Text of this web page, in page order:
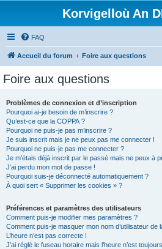
Korvigelloù An
FAQ
Accueil du forum Foire aux questions
Foire aux questions
Problèmes de connexion et d’inscription
Pourquoi ai-je besoin de m’inscrire ?
Qu’est-ce que la COPPA ?
Pourquoi ne puis-je pas m’inscrire ?
Je suis inscrit mais je ne peux pas me connecter !
Pourquoi ne puis-je pas me connecter ?
Je m’étais déjà inscrit par le passé mais ne peux à
J’ai perdu mon mot de passe !
Pourquoi suis-je déconnecté automatiquement ?
À quoi sert « Supprimer les cookies » ?
Préférences et paramètres des utilisateurs
Comment puis-je modifier mes paramètres ?
Comment puis-je masquer mon nom d’utilisateur de
L’heure n’est pas correcte !
J’ai réglé le fuseau horaire mais l’heure n’est